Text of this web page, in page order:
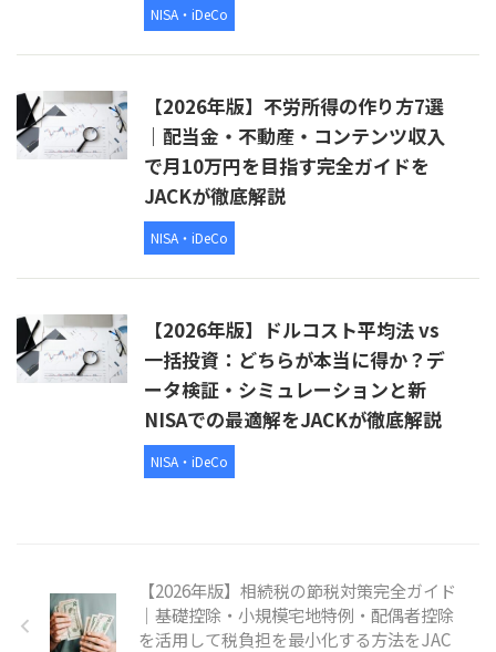
NISA・iDeCo
【2026年版】不労所得の作り方7選
｜配当金・不動産・コンテンツ収入
で月10万円を目指す完全ガイドを
JACKが徹底解説
NISA・iDeCo
【2026年版】ドルコスト平均法 vs
一括投資：どちらが本当に得か？デ
ータ検証・シミュレーションと新
NISAでの最適解をJACKが徹底解説
NISA・iDeCo
【2026年版】相続税の節税対策完全ガイド
｜基礎控除・小規模宅地特例・配偶者控除
を活用して税負担を最小化する方法をJAC